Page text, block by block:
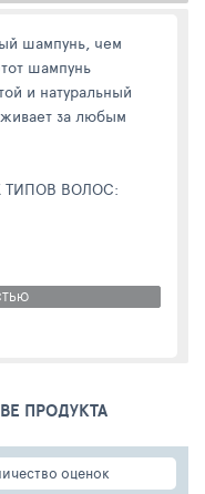
шампунь, чем
шампунь
и натуральный
за любым
ТИПОВ ВОЛОС:
волос
сельского
Ecocert Greenlife
ПРОДУКТА
оценок